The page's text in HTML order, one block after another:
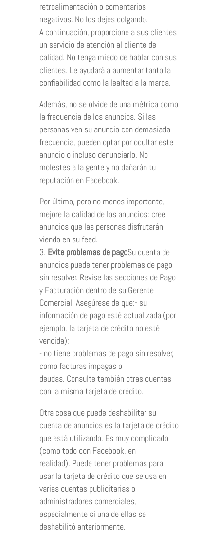
retroalimentación o comentarios
negativos. No los dejes colgando.
A continuación, proporcione a sus clientes
un servicio de atención al cliente de
calidad. No tenga miedo de hablar con sus
clientes. Le ayudará a aumentar tanto la
confiabilidad como la lealtad a la marca.
Además, no se olvide de una métrica como
la frecuencia de los anuncios. Si las
personas ven su anuncio con demasiada
frecuencia, pueden optar por ocultar este
anuncio o incluso denunciarlo. No
molestes a la gente y no dañarán tu
reputación en Facebook.
Por último, pero no menos importante,
mejore la calidad de los anuncios: cree
anuncios que las personas disfrutarán
viendo en su feed.
Evite problemas de pagoSu cuenta de
anuncios puede tener problemas de pago
sin resolver. Revise las secciones de Pago
y Facturación dentro de su Gerente
Comercial. Asegúrese de que:- su
información de pago esté actualizada (por
ejemplo, la tarjeta de crédito no esté
vencida);
- no tiene problemas de pago sin resolver,
como facturas impagas o
deudas. Consulte también otras cuentas
con la misma tarjeta de crédito.
Otra cosa que puede deshabilitar su
cuenta de anuncios es la tarjeta de crédito
que está utilizando. Es muy complicado
(como todo con Facebook, en
realidad). Puede tener problemas para
usar la tarjeta de crédito que se usa en
varias cuentas publicitarias o
administradores comerciales,
especialmente si una de ellas se
deshabilitó anteriormente.